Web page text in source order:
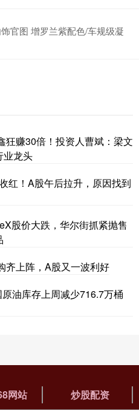
官图 增罗兰紫配色/车规级凝
狂赚30倍！投资人曹斌：梁文
业龙头
红！A股午后拉升，原因找到
股价大跌，华尔街抓紧抛售
齐上阵，A股又一波利好
油库存上周减少716.7万桶
网站 炒股配资